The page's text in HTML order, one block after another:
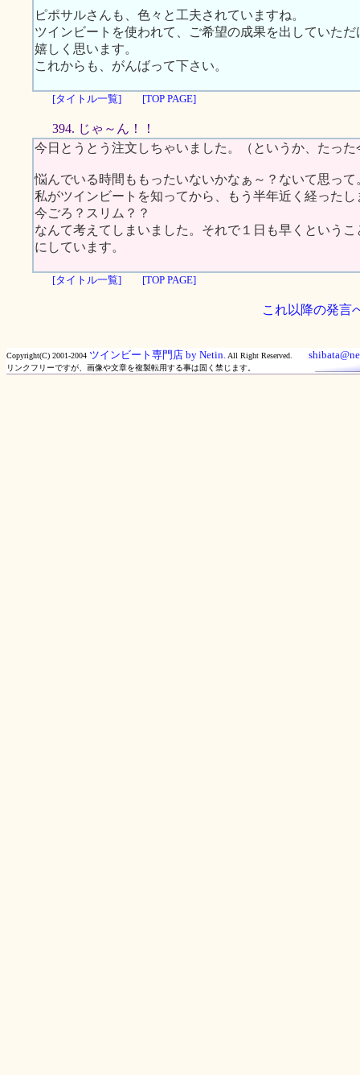
ピポサルさんも、色々と工夫されていますね。
ツインビートを使われて、ご希望の成果を出していた
嬉しく思います。
これからも、がんばって下さい。
[タイトル一覧] [TOP PAGE]
394. じゃ～ん！！
今日とうとう注文しちゃいました。（というか、たった
悩んでいる時間ももったいないかなぁ～？ないて思って
私がツインビートを知ってから、もう半年近く経った
今ごろ？スリム？？
なんて考えてしまいました。それで１日も早くという
にしています。
[タイトル一覧] [TOP PAGE]
これ以降の発言
Copyright(C) 2001-2004 ツインビート専門店 by Netin. All Right Reserved.
リンクフリーですが、画像や文章を複製転用する事は固く禁じます。